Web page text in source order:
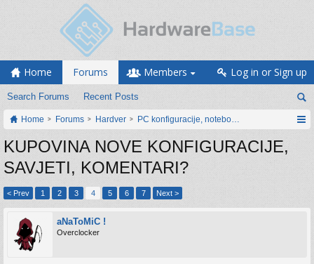
Home Forums
Search Forums Recent Posts
Members Log in or Sign up
Home Forums Hardver PC konfiguracije, notebook računari, servis
KUPOVINA NOVE KONFIGURACIJE,
SAVJETI, KOMENTARI?
< Prev 1 2 3 4 5 6 7 Next >
aNaToMiC !
Overclocker